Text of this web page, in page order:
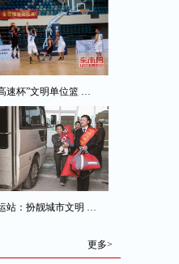
速杯”文明单位篮 …
站：扮靓城市文明 …
更多>